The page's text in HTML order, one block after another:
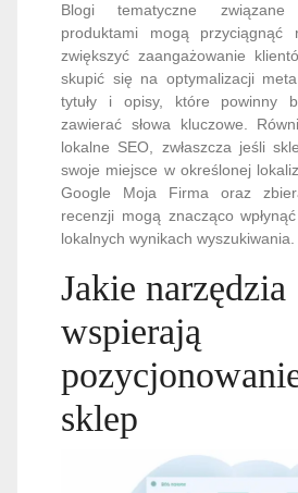
Blogi tematyczne
produktami mogą przyciągnąć
zwiększyć zaangażowanie
skupić się na optymalizacji
tytuły i opisy, które powinny
zawierać słowa kluczowe.
lokalne SEO, zwłaszcza jeśli
swoje miejsce w określonej
Google Moja Firma oraz
recenzji mogą znacząco
lokalnych wynikach wyszukiwania.
Jakie narzędzia
wspierają
sklep